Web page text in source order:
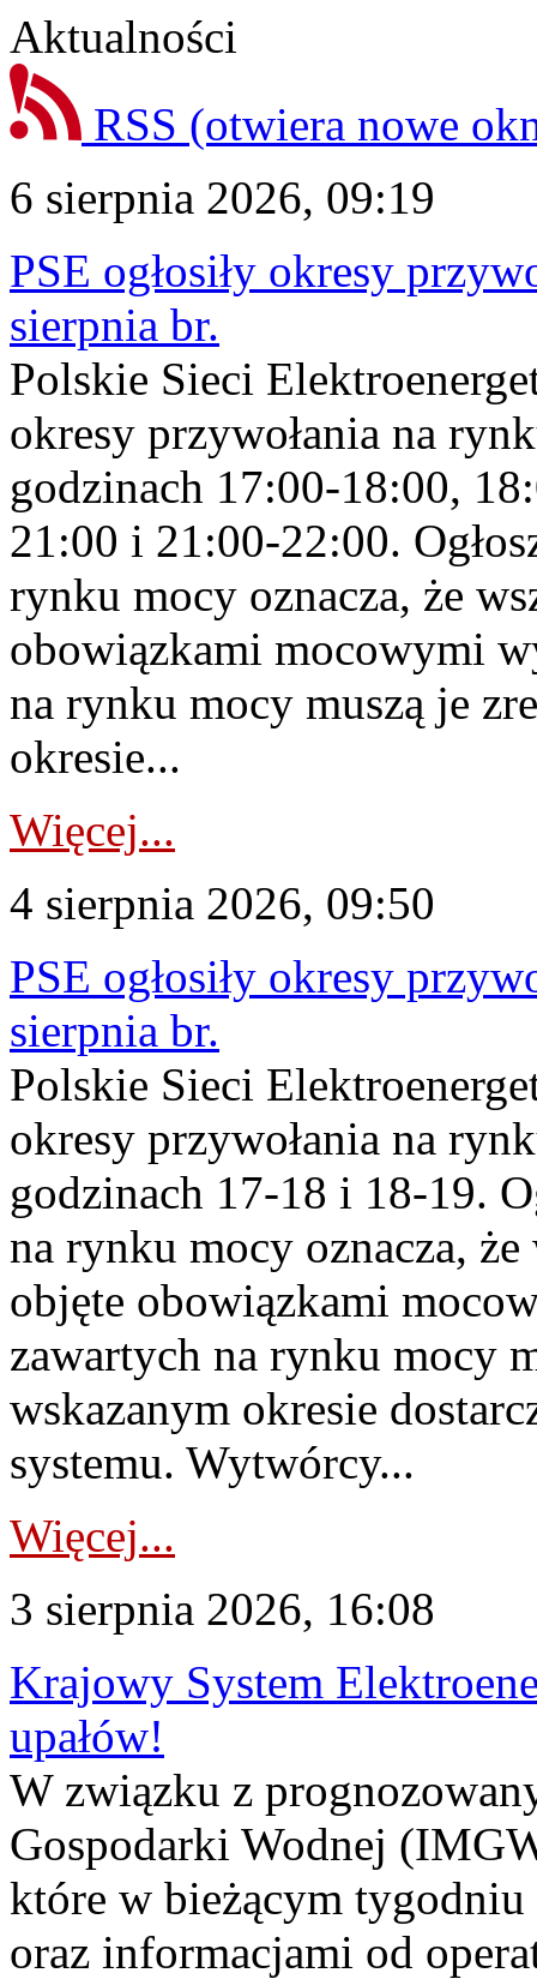
Aktualności
RSS (otwiera nowe
6 sierpnia 2026, 09:19
PSE ogłosiły okresy
sierpnia br.
Polskie Sieci
okresy przywołania na
godzinach 17:00-18:00,
21:00 i 21:00-22:00.
rynku mocy oznacza, że
obowiązkami mocowymi
na rynku mocy muszą je
okresie...
Więcej...
4 sierpnia 2026, 09:50
PSE ogłosiły okresy
sierpnia br.
Polskie Sieci
okresy przywołania na
godzinach 17-18 i 18-19.
na rynku mocy oznacza,
objęte obowiązkami
zawartych na rynku mocy
wskazanym okresie
systemu. Wytwórcy...
Więcej...
3 sierpnia 2026, 16:08
Krajowy System
upałów!
W związku z
Gospodarki Wodnej
które w bieżącym tygodniu
oraz informacjami od